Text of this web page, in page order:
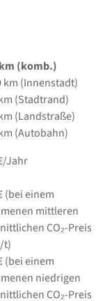
(komb.)
km (Innenstadt)
(Stadtrand)
(Landstraße)
(Autobahn)
Jahr
(bei einem
mittleren
CO₂-Preis
t)
(bei einem
niedrigen
CO₂-Preis